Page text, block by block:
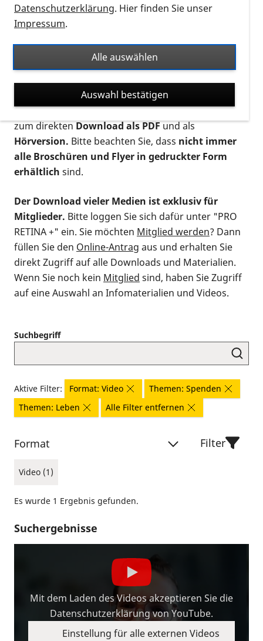
Auf dieser Seite finden Sie sämtliches Infomaterial
Ort. Nutzen Sie den Formatfilter, um ausschließlich
nach Flyern und Broschüren, Audios oder Videos zu
suchen. Die meisten Flyer und Broschüren werden in
verschiedenen Formaten angeboten: zur
postalischen Bestellung als gedruckte Variante
zum direktenDownload als PDFund als
Hörversion. Bitte beachten Sie, dass nicht immer
alle Broschüren und Flyer in gedruckter Form
erhältlich sind.
Der Download vieler Medien ist exklusiv für
Mitglieder. Bitte loggen Sie sich dafür unter "PRO
RETINA +" ein. Sie möchten Mitglied werden? Dann
füllen Sie den Online-Antrag aus und erhalten Sie
direkt Zugriff auf alle Downloads und Materialien.
Wenn Sie noch kein Mitglied sind, haben Sie Zugriff
auf eine Auswahl an Infomaterialien und Videos.
Suchbegriff
Aktive Filter: Format: Video
Themen: Spenden
Themen: Leben
Alle Filter entfernen
Format
Video (1)
Filter
Es wurde 1 Ergebnis gefunden.
Suchergebnisse
Mit dem Laden des Videos akzeptieren Sie die
Datenschutzerklärung von YouTube.
Einstellung für alle externen Videos
Datenschutzerklärung. Hier finden Sie unser
Impressum.
Alle auswählen
Auswahl bestätigen